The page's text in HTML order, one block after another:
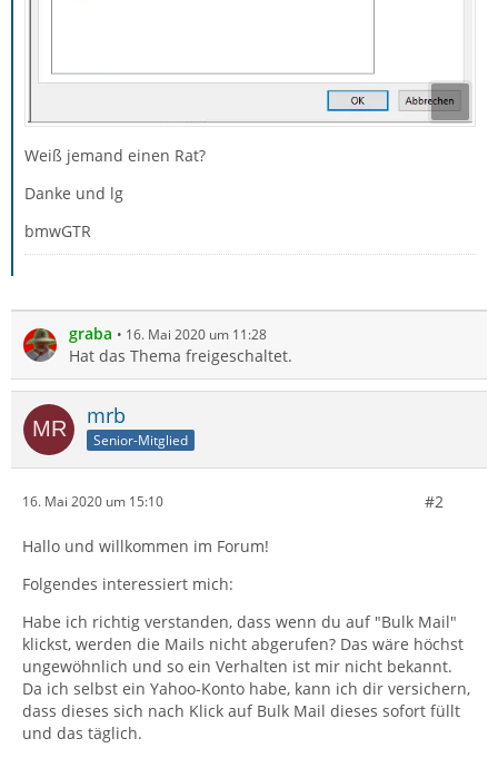
Weiß jemand einen Rat?
Danke und lg
bmwGTR
graba 16. Mai 2020 um 11:28
Hat das Thema freigeschaltet.
mrb
Senior-Mitglied
16. Mai 2020 um 15:10 #2
Hallo und willkommen im Forum!
Folgendes interessiert mich:
Habe ich richtig verstanden, dass wenn du auf "Bulk Mail"
klickst, werden die Mails nicht abgerufen? Das wäre höchst
ungewöhnlich und so ein Verhalten ist mir nicht bekannt.
Da ich selbst ein Yahoo-Konto habe, kann ich dir versichern,
dass dieses sich nach Klick auf Bulk Mail dieses sofort füllt
und das täglich.